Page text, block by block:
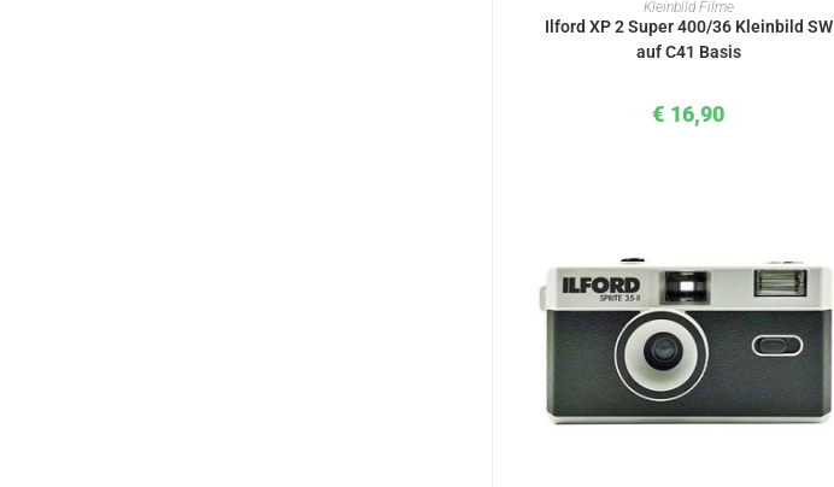
Kleinbild Filme
Ilford XP 2 Super 400/36 Kleinbild SW
auf C41 Basis
€ 16,90